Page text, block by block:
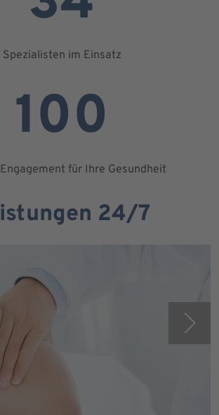
Spezialisten im Einsatz
100
für Ihre Gesundheit
24/7